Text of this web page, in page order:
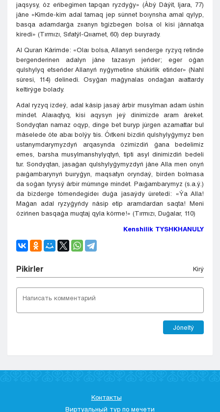
jaqsysy, óz eńbegimen tapqan ryzdyǵy» (Ábý Dáýit, Ijara, 77)
jáne «Kimde-kim adal tamaq jep súnnet boıynsha amal qylyp,
basqa adamdarǵa zııanyn tıgizbegen bolsa ol kisi jánnatqa
kiredi» (Tırmızı, Sıfatýl-Qııamet, 60) dep buıyrady.
Al Quran Kárimde: «Olaı bolsa, Allanyń senderge ryzyq retinde
bergenderinen adalyn jáne tazasyn jeńder; eger oǵan
qulshylyq etseńder Allanyń nyǵymetine shúkirlik etińder» (Nahl
súresi, 114) delinedi. Osyǵan maǵynalas ondaǵan aıattardy
keltirýge bolady.
Adal ryzyq izdeý, adal kásip jasaý árbir musylman adam úshin
mindet. Alaıaqtyq, kisi aqysyn jeý dinimizde aram áreket.
Sondyqtan namaz oqyp, dinge bet buryp júrgen azamattar bul
máselede óte abaı bolýy tıis. Óıtkeni bizdiń qulshylyǵymyz ben
ustanymdarymyzdyń arqasynda ózimizdiń ǵana bedelimiz
emes, barsha musylmanshylyqtyń, tipti asyl dinimizdiń bedeli
tur. Sondyqtan, jasaǵan qulshylyǵymyzdyń jáne Alla men onyń
paıǵambarynyń buıryǵyn, maqsatyn oryndaý, birden bolmasa
da soǵan tyrysý árbir múmınge mindet. Paıǵambarymyz (s.a.ý.)
da bizderge tómendegideı duǵa jasaýdy úıretedi: «Ýa Alla!
Maǵan adal ryzyǵyńdy násip etip aramdardan saqta! Meni
ózińnen basqaǵa muqtaj qyla kórme!» (Tırmızı, Duǵalar, 110)
Kenshilik TYSHKHANULY
Pіkіrler Kіrý
Jóneltý
Контакты
Виртуальный тур по мечети